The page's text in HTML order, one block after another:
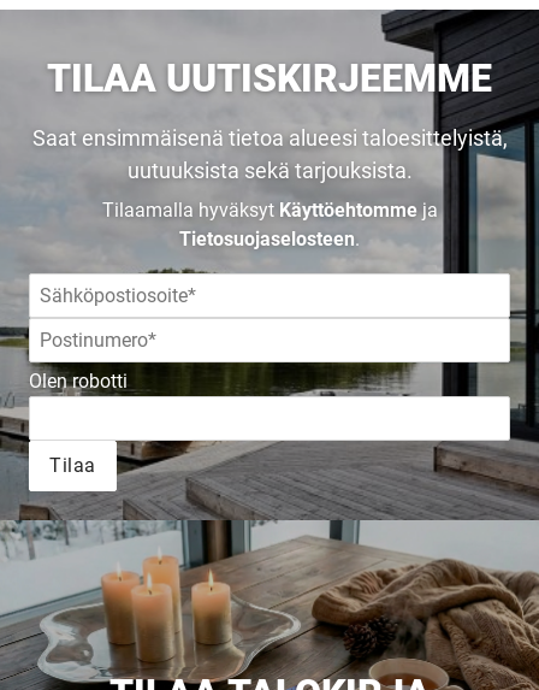
TILAA UUTISKIRJEEMME
Saat ensimmäisenä tietoa alueesi taloesittelyistä,
uutuuksista sekä tarjouksista.
Tilaamalla hyväksyt Käyttöehtommeja
Tietosuojaselosteen.
Olen robotti
Tilaa
UNELMISTA
KODIKSI-
TALOKIRJA ON
JULKAISTU
Upea yli 200-sivuinen talokirja!
Tilaa esite